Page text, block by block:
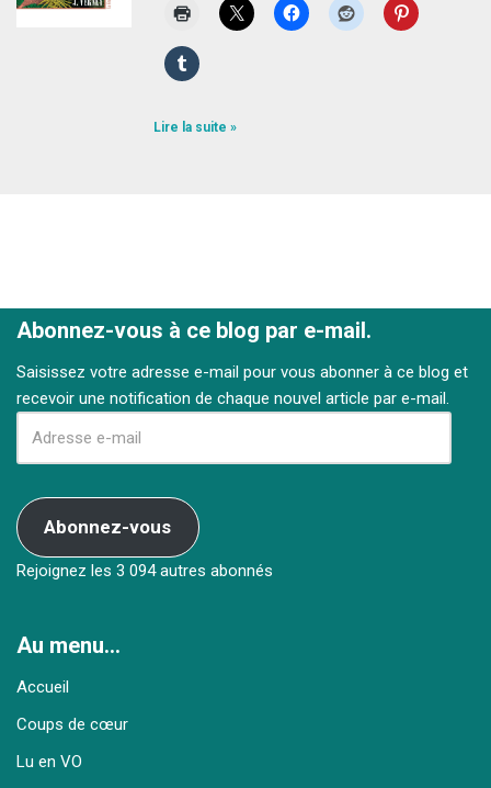
Lire la suite »
Abonnez-vous à ce blog par e-mail.
Saisissez votre adresse e-mail pour vous abonner à ce blog et
recevoir une notification de chaque nouvel article par e-mail.
Abonnez-vous
Rejoignez les 3 094 autres abonnés
Au menu…
Accueil
Coups de cœur
Lu en VO